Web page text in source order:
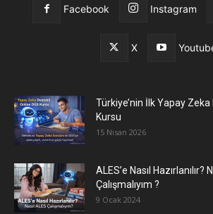
Facebook Instagram
X
Türkiye’nin İlk Yapay
Kursu
15 Nisan 2026
ALES’e Nasıl Hazırlanılır?
Çalışmalıyım ?
9 Ocak 2024